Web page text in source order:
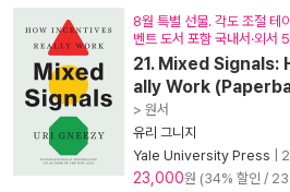
8월 특별 선물. 각도 조절 테
벤트 도서 포함 국내서·외서
21. Mixed
ally Work
> 원서
유리 그니지
Yale University Press
23,000원 (34% 할인 /